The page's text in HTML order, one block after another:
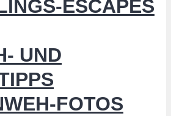
ESCAPES
UND
FOTOS